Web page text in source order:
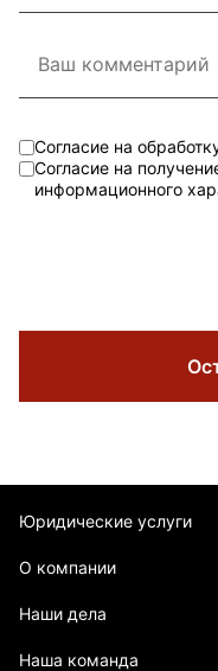
Согласие на
Согласие на
информационного
Юридические услуги
О компании
Наши дела
Наша команда